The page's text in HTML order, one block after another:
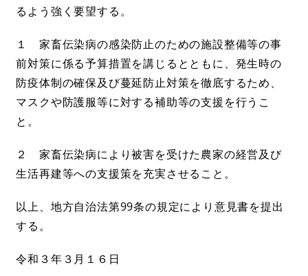
るよう強く要望する。
１ 家畜伝染病の感染防止のための施設整備等の事
前対策に係る予算措置を講じるとともに、発生時の
防疫体制の確保及び蔓延防止対策を徹底するため、
マスクや防護服等に対する補助等の支援を行うこ
と。
２ 家畜伝染病により被害を受けた農家の経営及び
生活再建等への支援策を充実させること。
以上、地方自治法第99条の規定により意見書を提出
する。
令和３年３月１６日